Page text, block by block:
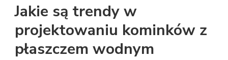
Jakie są trendy w
projektowaniu kominków z
płaszczem wodnym